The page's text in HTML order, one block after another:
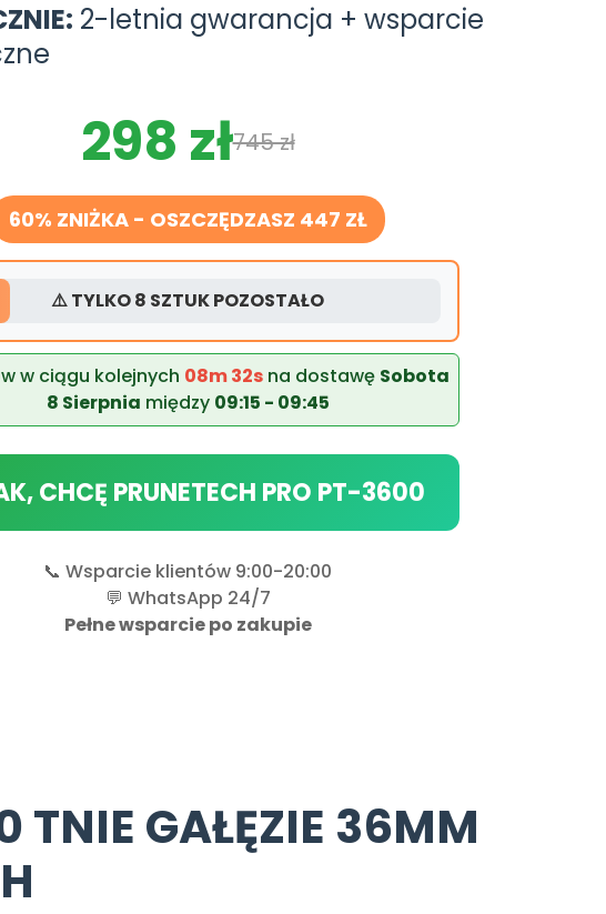
2-letnia gwarancja + wsparcie
298 zł745 zł
60% ZNIŻKA - OSZCZĘDZASZ 447 ZŁ
⚠️ TYLKO 8 SZTUK POZOSTAŁO
w ciągu kolejnych08m 31sna dostawę Sobota
8 Sierpnia między 09:15 - 09:45
CHCĘ PRUNETECH PRO PT-3600
📞 Wsparcie klientów 9:00-20:00
💬 WhatsApp 24/7
Pełne wsparcie po zakupie
TNIE GAŁĘZIE 36MM